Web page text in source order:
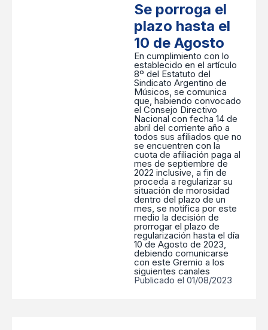
Se porroga el
plazo hasta el
10 de Agosto
En cumplimiento con lo
establecido en el artículo
8º del Estatuto del
Sindicato Argentino de
Músicos, se comunica
que, habiendo convocado
el Consejo Directivo
Nacional con fecha 14 de
abril del corriente año a
todos sus afiliados que no
se encuentren con la
cuota de afiliación paga al
mes de septiembre de
2022 inclusive, a fin de
proceda a regularizar su
situación de morosidad
dentro del plazo de un
mes, se notifica por este
medio la decisión de
prorrogar el plazo de
regularización hasta el día
10 de Agosto de 2023,
debiendo comunicarse
con este Gremio a los
siguientes canales
Publicado el 01/08/2023